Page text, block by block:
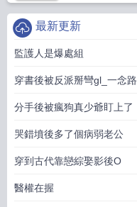
最新更新
監護人是爆處組
穿書後被反派掰彎gl_一念路
分手後被瘋狗真少爺盯上了
哭錯墳後多了個病弱老公
穿到古代靠戀綜娶影後O
醫權在握